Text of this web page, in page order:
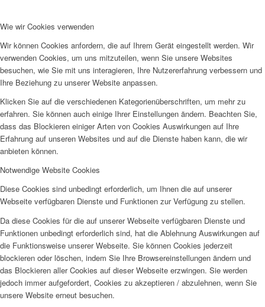
Wie wir Cookies verwenden
Wir können Cookies anfordern, die auf Ihrem Gerät eingestellt werden. Wir
verwenden Cookies, um uns mitzuteilen, wenn Sie unsere Websites
besuchen, wie Sie mit uns interagieren, Ihre Nutzererfahrung verbessern und
Ihre Beziehung zu unserer Website anpassen.
Klicken Sie auf die verschiedenen Kategorienüberschriften, um mehr zu
erfahren. Sie können auch einige Ihrer Einstellungen ändern. Beachten Sie,
dass das Blockieren einiger Arten von Cookies Auswirkungen auf Ihre
Erfahrung auf unseren Websites und auf die Dienste haben kann, die wir
anbieten können.
Notwendige Website Cookies
Diese Cookies sind unbedingt erforderlich, um Ihnen die auf unserer
Webseite verfügbaren Dienste und Funktionen zur Verfügung zu stellen.
Da diese Cookies für die auf unserer Webseite verfügbaren Dienste und
Funktionen unbedingt erforderlich sind, hat die Ablehnung Auswirkungen auf
die Funktionsweise unserer Webseite. Sie können Cookies jederzeit
blockieren oder löschen, indem Sie Ihre Browsereinstellungen ändern und
das Blockieren aller Cookies auf dieser Webseite erzwingen. Sie werden
jedoch immer aufgefordert, Cookies zu akzeptieren / abzulehnen, wenn Sie
unsere Website erneut besuchen.